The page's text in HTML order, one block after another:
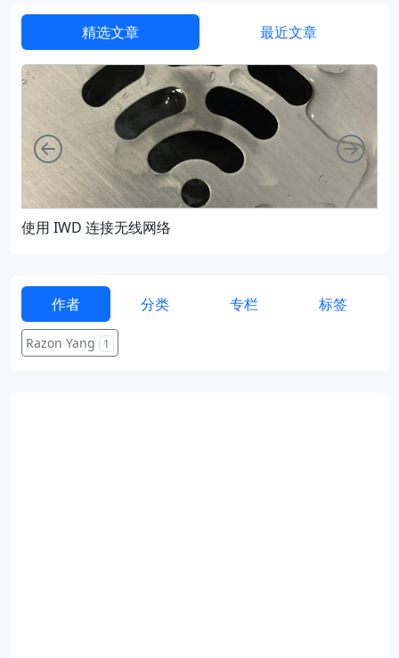
精选文章 最近文章
使用 IWD 连接无线网络
向左 向右
作者 分类 专栏 标签
Razon Yang 1